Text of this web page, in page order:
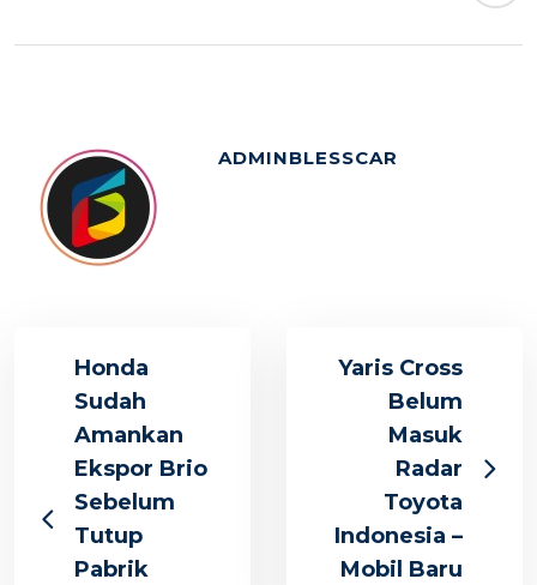
ADMINBLESSCAR
Honda
Sudah
Amankan
Ekspor Brio
Sebelum
Tutup
Pabrik
Yaris Cross
Belum
Masuk
Radar
Toyota
Indonesia –
Mobil Baru